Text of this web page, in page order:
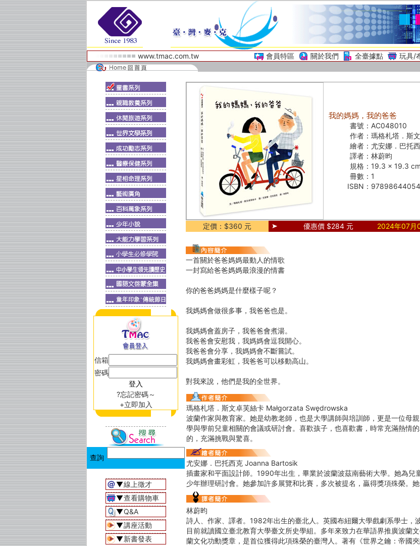
www.tmac.com.tw 會員特區 關於我們 全臺據點 玩具/
信箱
密碼
?忘記密碼～
+立即加入
▼線上徵才
▼查看購物車
▼Q&A
▼講座活動
▼新書發表
我的媽媽，我的爸爸
書號： AC048010
作者： 瑪格札塔．斯
繪者： 尤安娜．巴托
譯者： 林蔚昀
規格： 19.3 × 19.3
冊數： 1
ISBN：
定價：$360 元 優惠價 $284 元 2024年07月
一首關於爸爸媽媽最動人的情歌
一封寫給爸爸媽媽最浪漫的情書
你的爸爸媽媽是什麼樣子呢？
我媽媽會做很多事，我爸爸也是。
我媽媽會蓋房子，我爸爸會煮湯。
我爸爸會安慰我，我媽媽會逗我開心。
我爸爸會分享，我媽媽會不斷嘗試。
我媽媽會畫彩虹，我爸爸可以移動高山。
對我來說，他們是我的全世界。
瑪格札塔．斯文卓芙絲卡 Małgorzata Swędrowska
波蘭作家與教育家。她是幼教老師，也是大學講師與培訓師，更是一位母
學與學前兒童相關的會議或研討會。喜歡孩子，也喜歡書，時常充滿熱情
的，充滿挑戰與驚喜。
尤安娜．巴托西克 Joanna Bartosik
插畫家和平面設計師。1990年出生，畢業於波蘭波茲南藝術大學。她為兒
少年辦理研討會。她參加許多展覽和比賽，多次被提名，贏得獎項殊榮。她
林蔚昀
詩人、作家、譯者。1982年出生的臺北人。英國布紐爾大學戲劇系學士，
目前就讀國立臺北教育大學臺文所史學組。多年來致力在華語界推廣波蘭
蘭文化功勳獎章，是首位獲得此項殊榮的臺灣人。著有《世界之鑰：帝國